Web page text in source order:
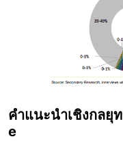
คำแนะนำเชิงกลยุ
e